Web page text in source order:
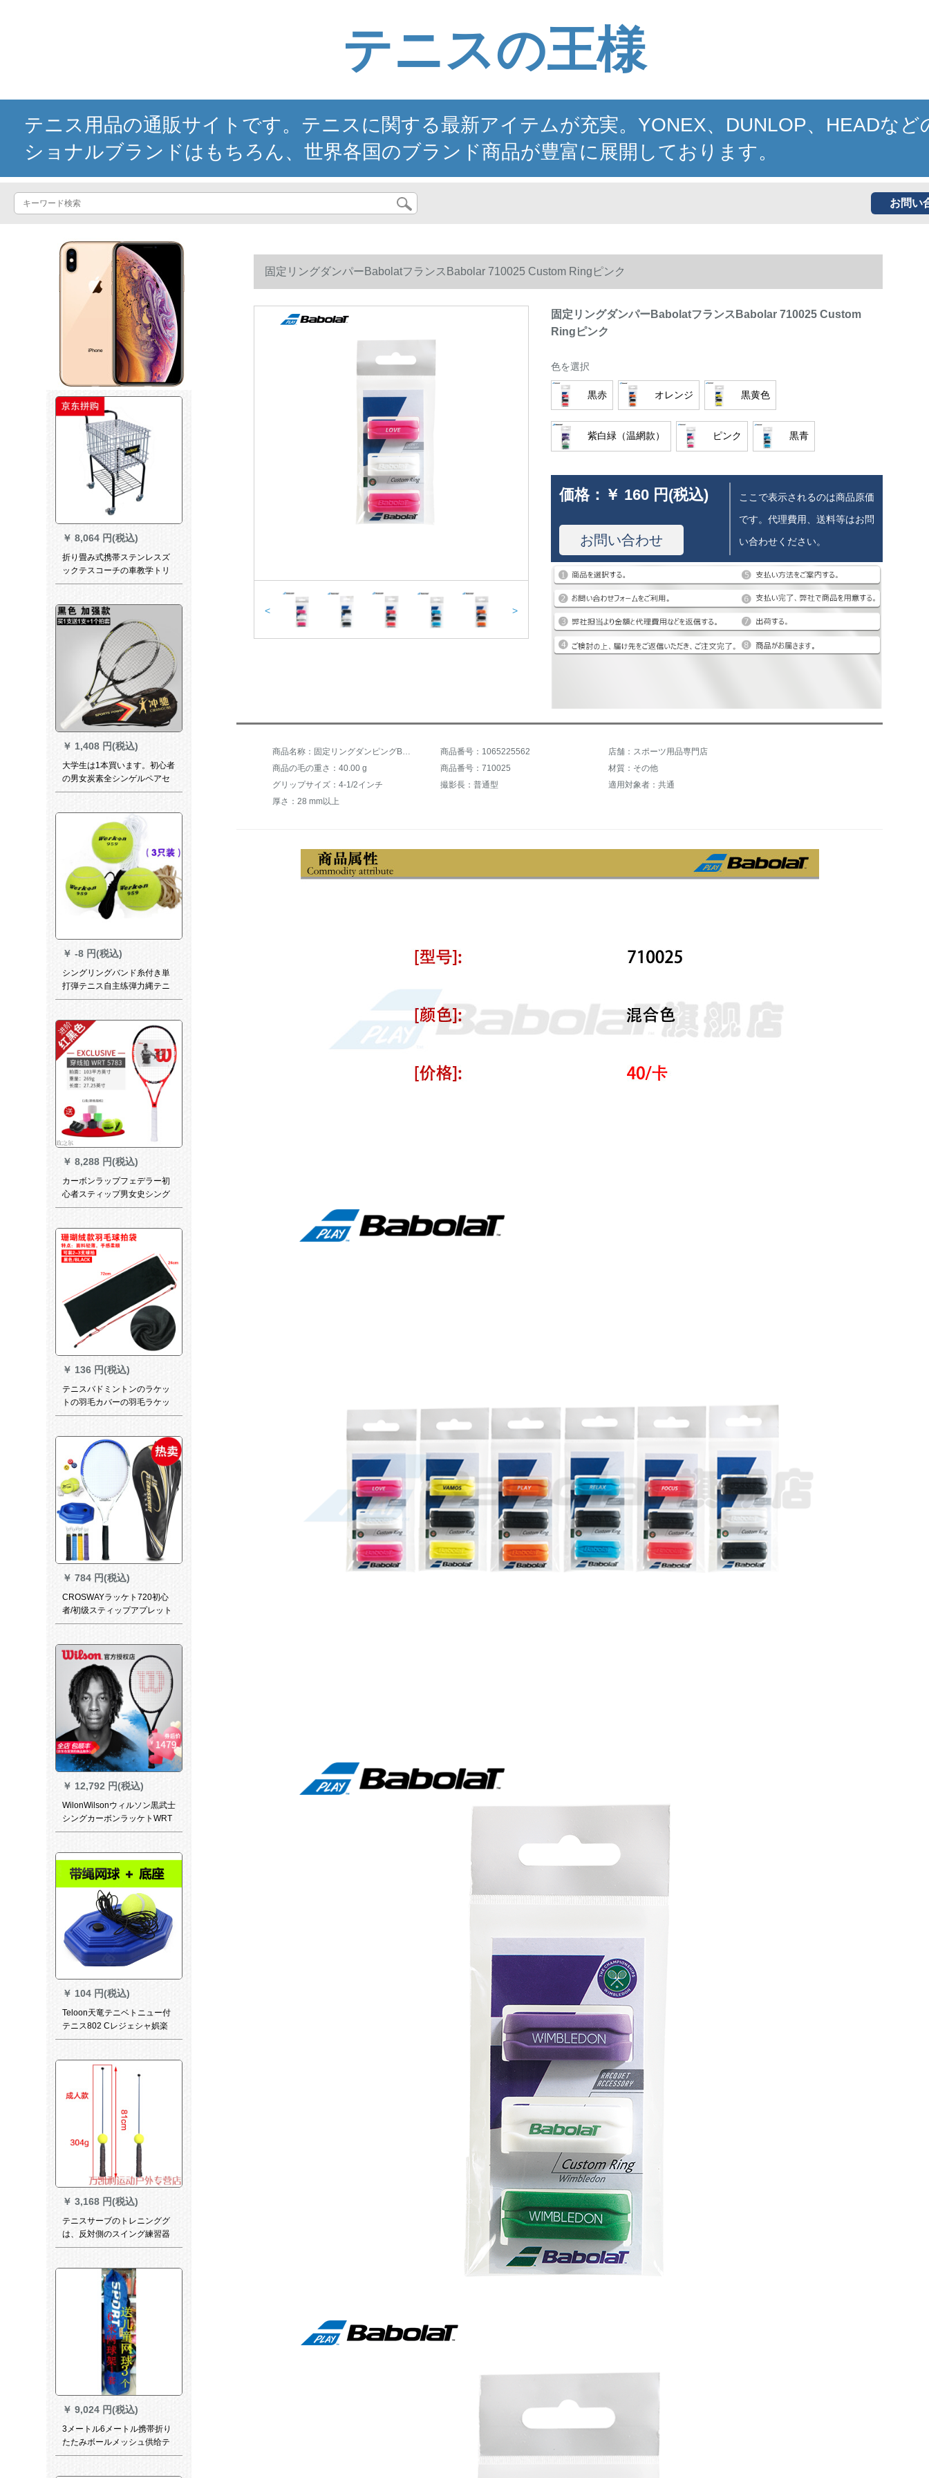
テニスの王様
テニス用品の通販サイトです。テニスに関する最新アイテムが充実。YONEX、DUNLOP、HEADなど
ショナルブランドはもちろん、世界各国のブランド商品が豊富に展開しております。
お問い
￥ 8,064 円(税込)
折り畳み式携帯ステンレスズ
ックテスコーチの車教学トリ
ニングースボックス金属トレ
を入れてキーホルダーを一つ
プレゼントします。
￥ 1,408 円(税込)
大学生は1本買います。初心者
の男女炭素全シンゲルペアセ
ットを1本プレゼントします。
す。1つは1つ+1つのセットを
プレゼントします。
￥ -8 円(税込)
シングリングバンド糸付き単
打弾テニス自主练弾力縄テニ
ウス三つの959球に三本の黒
￥ 8,288 円(税込)
カーボンラップフェデラー初
心者スティップ男女史シング
サイングセットWRT 5783+ト
￥ 136 円(税込)
テニスバドミントンのラケッ
トの羽毛カバーの羽毛ラケッ
ト保護カバーの布袋1-2本は軽
ケットの袋を入れます。
￥ 784 円(税込)
CROSWAYラッケト720初心
者/初级スティップアプレット
(初期心款)蓝白
￥ 12,792 円(税込)
WilonWilsonウィルソン黒武士
シングカーボンラッケトWRT
7406
￥ 104 円(税込)
Teloon天竜テニベトニュー付
テニス802 Cレジェシャ娯楽
802 Cニューメニプラスベス
￥ 3,168 円(税込)
テニスサーブのトレニンググ
は、反対側のスイング練習器
の教育補助器の成人タイプで
￥ 9,024 円(税込)
3メートル6メートル携帯折り
たたみボールメッシュ供给テ
ニスコープ短式闭じ6メートル
固定リングダンパーBabolatフランスBabolar 710025 Custom Ringピンク
< >
固定リングダンパーBabolatフランスBabolar 710025 Custom
Ringピンク
色を選択
黒赤 オレンジ 黒黄色
紫白緑（温網款） ピンク 黒青
価格： ￥ 160 円(税込)
お問い合わせ
ここで表示されるのは商品原価
です。代理費用、送料等はお問
い合わせください。
商品番号：1065225562
店舗：スポーツ用品専門店
商品の毛の重さ：40.00 g
商品番号：710025
材質：その他
グリップサイズ：4-1/2インチ
撮影長：普通型
適用対象者：共通
厚さ：28 mm以上